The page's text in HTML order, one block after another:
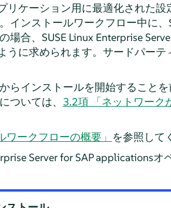
リケーション用に最適化された
インストールワークフロー中に
合、SUSE Linux Enterprise
うに求められます。サードパー
らインストールを開始することを
ついては、 3.2項 「ネットワーク
ークフローの概要」 を参照して
Server for SAP applications